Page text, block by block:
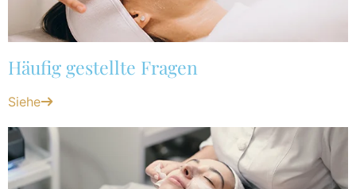
Häufig gestellte Fragen
Siehe